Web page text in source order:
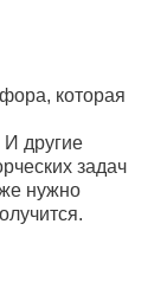
которая
другие
задач
нужно